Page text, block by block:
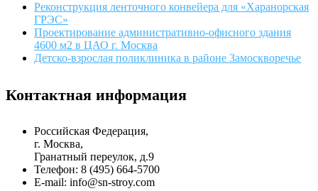
Реконструкция ленточного конвейера для «Харанорская
ГРЭС»
Проектирование административно-офисного здания
4600 м2 в ЦАО г. Москва
Детско-взрослая поликлиника в районе Замоскворечье
Контактная информация
Российская Федерация,
г. Москва,
Гранатный переулок, д.9
Телефон: 8 (495) 664-5700
E-mail: info@sn-stroy.com